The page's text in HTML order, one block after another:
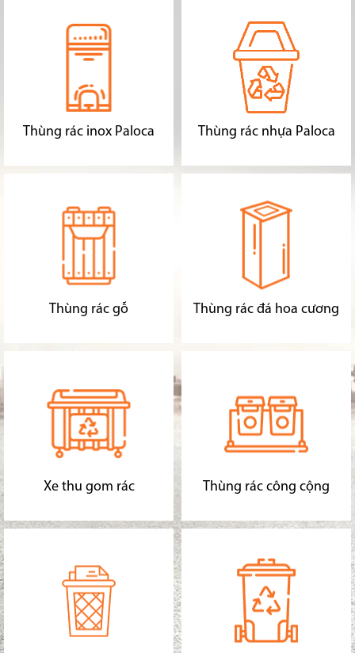
Thùng rác inox Paloca Thùng rác nhựa Paloca
Thùng rác gỗ Thùng rác đá hoa cương
Xe thu gom rác Thùng rác công cộng